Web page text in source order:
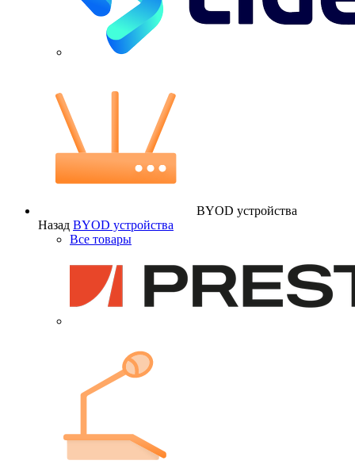
BYOD устройства
Назад BYOD устройства
Все товары